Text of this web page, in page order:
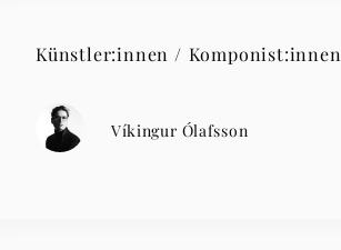
Künstler:innen / Komponist:innen
Víkingur Ólafsson